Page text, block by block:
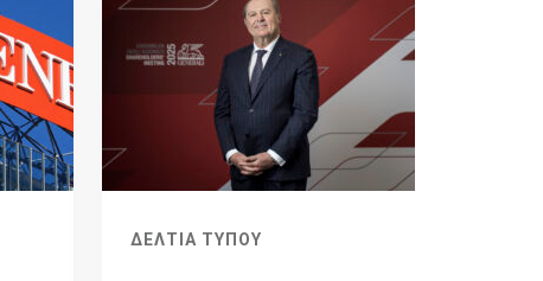
ΔΕΛΤΙΑ ΤΥΠΟΥ